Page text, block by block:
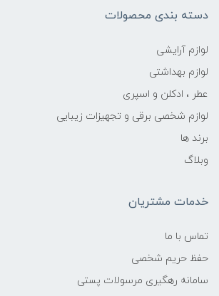
دسته بندی محصولات
لوازم آرایشی
لوازم بهداشتی
عطر ، ادکلن و اسپری
لوازم شخصی برقی و تجهیزات زیبایی
برند ها
وبلاگ
خدمات مشتریان
تماس با ما
حفظ حریم شخصی
سامانه رهگیری مرسولات پستی